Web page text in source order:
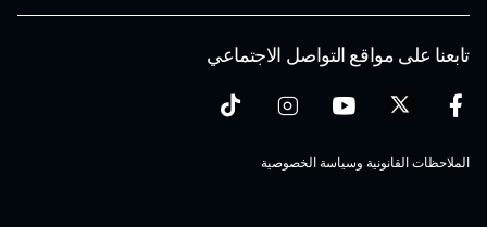
تابعنا على مواقع التواصل الاجتماعي
الملاحظات القانونية وسياسة الخصوصية